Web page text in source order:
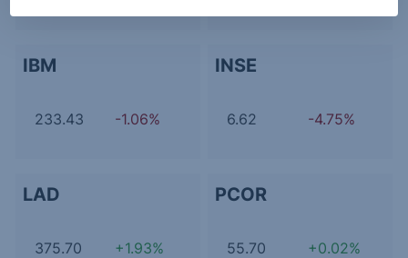
IBM
233.43 -1.06%
INSE
6.62 -4.75%
LAD
375.70 +1.93%
PCOR
55.70 +0.02%